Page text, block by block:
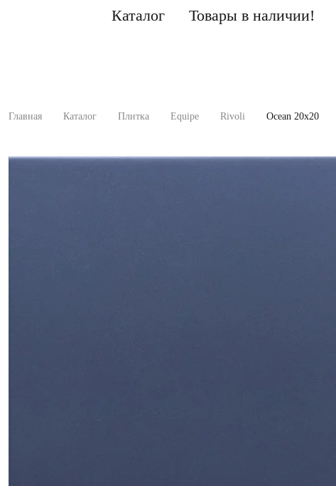
Каталог Товары в наличии!
Главная Каталог Плитка Equipe Rivoli Ocean 20x20